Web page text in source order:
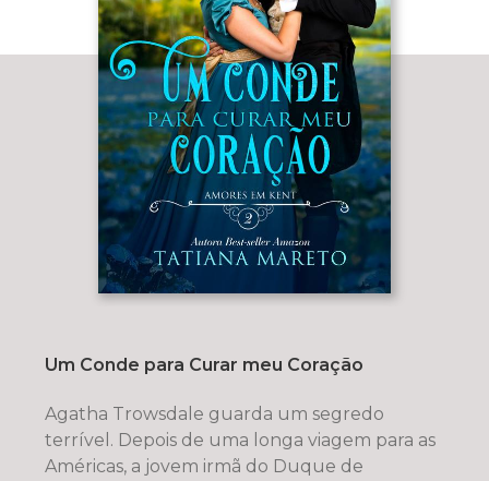
Um Conde para Curar meu Coração
Agatha Trowsdale guarda um segredo
terrível. Depois de uma longa viagem para as
Américas, a jovem irmã do Duque de